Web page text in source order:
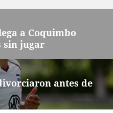
a Coquimbo
sin jugar
antes de